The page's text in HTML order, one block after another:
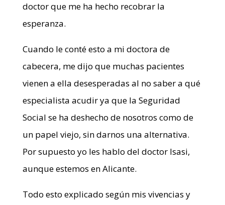
doctor que me ha hecho recobrar la
esperanza.
Cuando le conté esto a mi doctora de
cabecera, me dijo que muchas pacientes
vienen a ella desesperadas al no saber a qué
especialista acudir ya que la Seguridad
Social se ha deshecho de nosotros como de
un papel viejo, sin darnos una alternativa.
Por supuesto yo les hablo del doctor Isasi,
aunque estemos en Alicante.
Todo esto explicado según mis vivencias y